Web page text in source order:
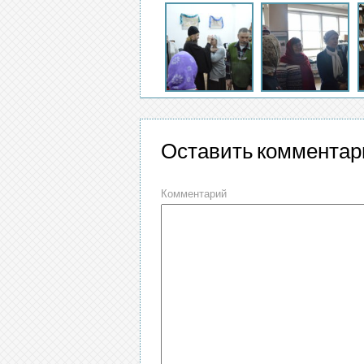
Оставить
Комментарий